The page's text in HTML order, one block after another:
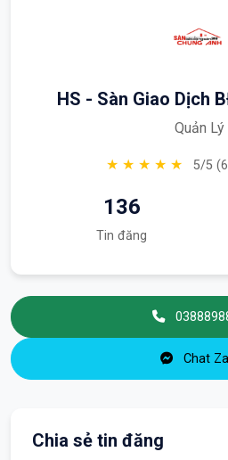
HS - Sàn Giao Dịch
Quản Lý
★ ★ ★ ★ ★ 5/5
136
Tin đăng
Chat
Chia sẻ tin đăng